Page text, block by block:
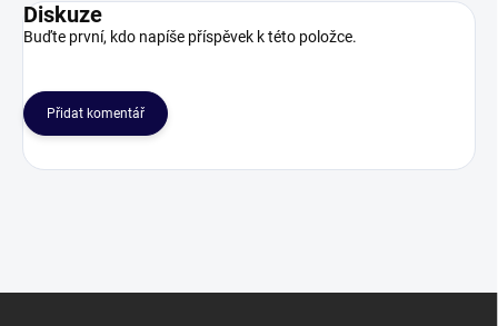
Diskuze
Buďte první, kdo napíše příspěvek k této položce.
Přidat komentář